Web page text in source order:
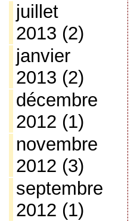
juillet
2013 (2)
janvier
2013 (2)
décembre
2012 (1)
novembre
2012 (3)
septembre
2012 (1)